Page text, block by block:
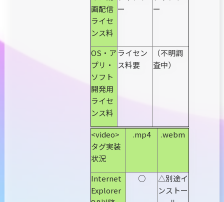
画配信
ライセ
ンス料
ー
ー
OS・ア
プリ・
ソフト
開発用
ライセ
ンス料
ライセン
ス料要
（不明調
査中）
<video>
タグ実装
状況
.mp4 .webm
Internet
Explorer
○
△別途イ
ンストー